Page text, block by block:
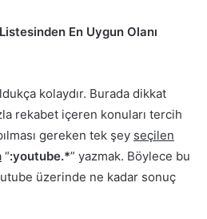
En Uygun Olanı
kolaydır. Burada dikkat
rekabet içeren konuları tercih
gereken tek şey seçilen
“:youtube.*” yazmak. Böylece bu
üzerinde ne kadar sonuç